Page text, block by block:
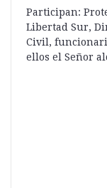
Participan:
Libertad Sur,
Civil,
ellos el Señor